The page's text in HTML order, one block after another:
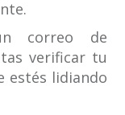
correo de
verificar tu
estés lidiando